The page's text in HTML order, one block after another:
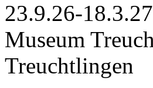
23.9.26-18.3.27
Museum
Treuchtlingen